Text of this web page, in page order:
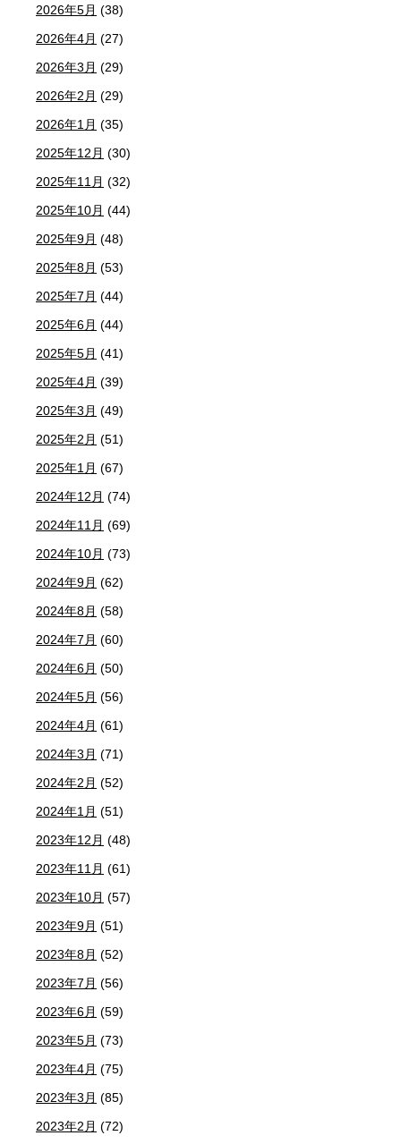
2026年5月 (38)
2026年4月 (27)
2026年3月 (29)
2026年2月 (29)
2026年1月 (35)
2025年12月 (30)
2025年11月 (32)
2025年10月 (44)
2025年9月 (48)
2025年8月 (53)
2025年7月 (44)
2025年6月 (44)
2025年5月 (41)
2025年4月 (39)
2025年3月 (49)
2025年2月 (51)
2025年1月 (67)
2024年12月 (74)
2024年11月 (69)
2024年10月 (73)
2024年9月 (62)
2024年8月 (58)
2024年7月 (60)
2024年6月 (50)
2024年5月 (56)
2024年4月 (61)
2024年3月 (71)
2024年2月 (52)
2024年1月 (51)
2023年12月 (48)
2023年11月 (61)
2023年10月 (57)
2023年9月 (51)
2023年8月 (52)
2023年7月 (56)
2023年6月 (59)
2023年5月 (73)
2023年4月 (75)
2023年3月 (85)
2023年2月 (72)